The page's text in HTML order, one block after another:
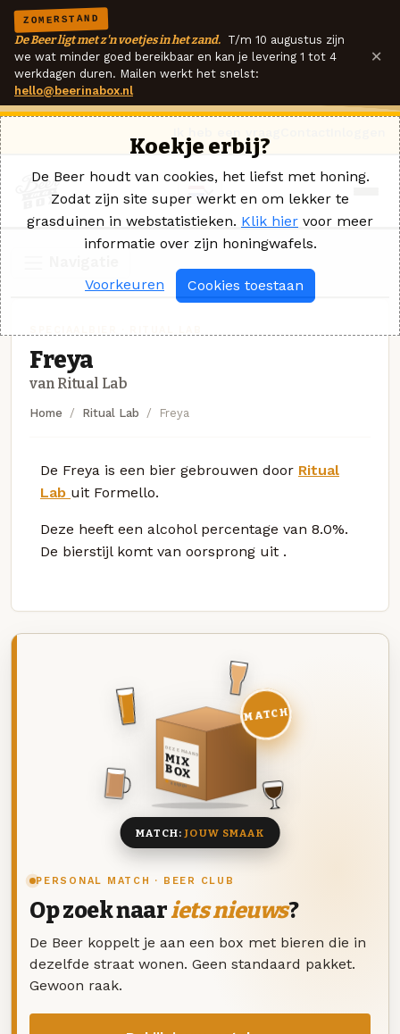
ZOMERSTAND
De Beer ligt met z'n voetjes in het zand. T/m 10 augustus zijn
we wat minder goed bereikbaar en kan je levering 1 tot 4
werkdagen duren. Mailen werkt het snelst:
hello@beerinabox.nl
×
Freya
van Ritual Lab
Home Ritual Lab Freya
De Freya is een bier gebrouwen door Ritual
Lab uit Formello.
Deze heeft een alcohol percentage van 8.0%.
De bierstijl komt van oorsprong uit .
PERSONAL MATCH · BEER CLUB
Op zoek naariets nieuws?
De Beer koppelt je aan een box met bieren die in
dezelfde straat wonen. Geen standaard pakket.
Gewoon raak.
DEZE MAAND
MIX
BOX
8 BIEREN
MATCH
MATCH:JOUW SMAAK
Koekje erbij?
De Beer houdt van cookies, het liefst met honing.
Zodat zijn site super werkt en om lekker te
grasduinen in webstatistieken. Klik hier voor meer
informatie over zijn honingwafels.
Voorkeuren Cookies toestaan